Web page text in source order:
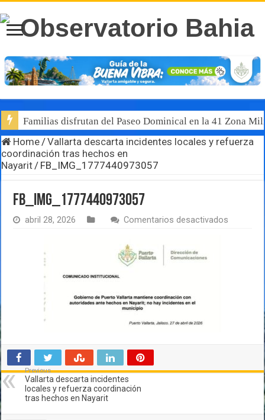
Familias disfrutan del Paseo Dominical en la 41 Zona
Home/Vallarta descarta incidentes locales y refuerza
coordinación tras hechos en
Nayarit/ FB_IMG_1777440973057
FB_IMG_1777440973057
abril 28, 2026 Comentarios desactivados
Previous
Vallarta descarta incidentes
locales y refuerza coordinación
tras hechos en Nayarit